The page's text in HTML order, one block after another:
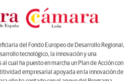
del Fondo Europeo de Desarrollo Regional,
tecnológico, la innovación y una
cual ha puesto en marcha un Plan de Acción con
empresarial apoyada en la innovación de